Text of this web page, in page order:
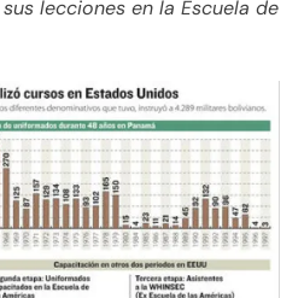
lecciones en la Escuela de